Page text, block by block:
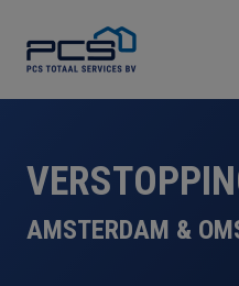
AMSTERDAM &